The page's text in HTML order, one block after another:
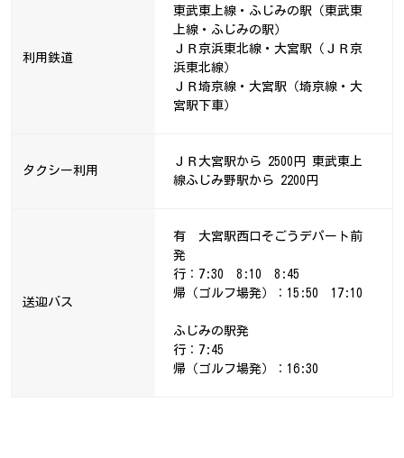
利用鉄道
東武東上線・ふじみの駅（東武東
上線・ふじみの駅）
ＪＲ京浜東北線・大宮駅（ＪＲ京
浜東北線）
ＪＲ埼京線・大宮駅（埼京線・大
宮駅下車）
タクシー利用
ＪＲ大宮駅から 2500円 東武東上
線ふじみ野駅から 2200円
送迎バス
有 大宮駅西口そごうデパート前
発
行：7:30 8:10 8:45
帰（ゴルフ場発）：15:50 17:10
ふじみの駅発
行：7:45
帰（ゴルフ場発）：16:30